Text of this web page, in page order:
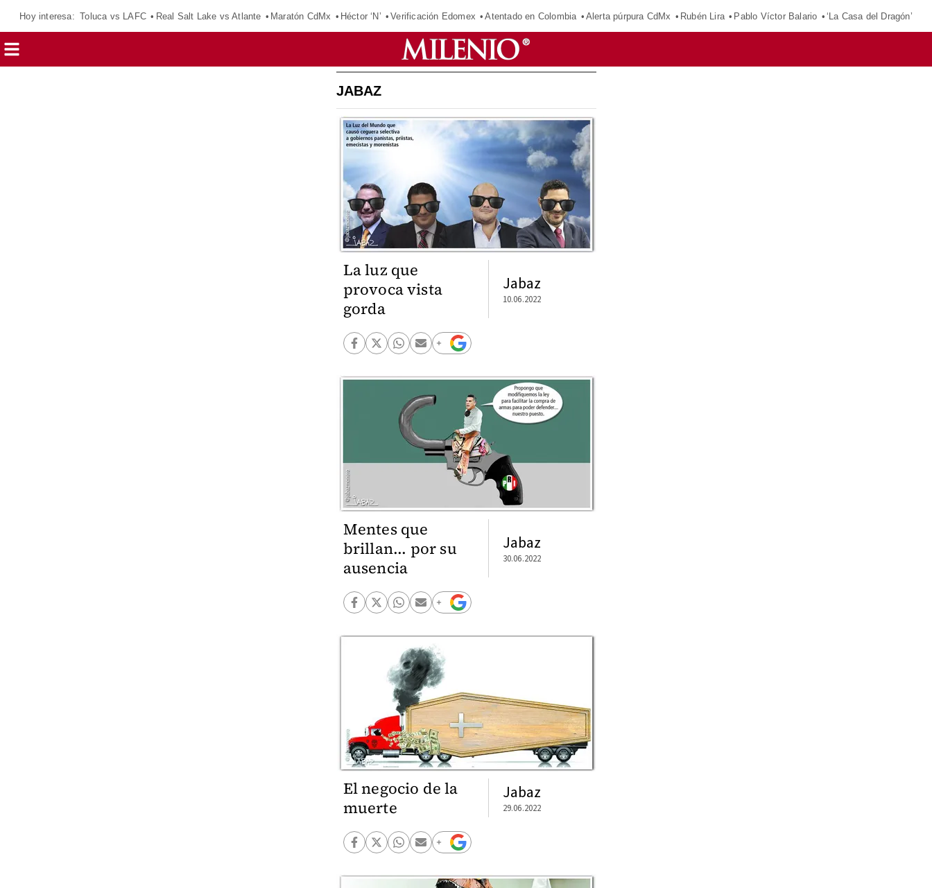
Hoy interesa: Toluca vs LAFC Real Salt Lake vs Atlante Maratón CdMx Héctor ‘N’ Verificación Edomex Atentado en Colombia Alerta púrpura CdMx Rubén Lira Pablo Víctor Balario ‘La Casa del Dragón’
JABAZ
La luz que
provoca vista
gorda
Jabaz
10.06.2022
Mentes que
brillan... por su
ausencia
Jabaz
30.06.2022
El negocio de la
muerte
Jabaz
29.06.2022